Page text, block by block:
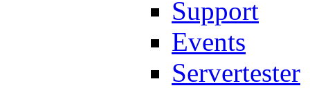
Support
Events
Servertester